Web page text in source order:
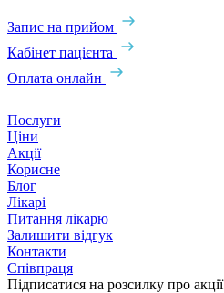
Запис на прийом
Кабінет пацієнта
Оплата онлайн
Послуги
Ціни
Акції
Корисне
Блог
Лікарі
Питання лікарю
Залишити відгук
Контакти
Співпраця
Підписатися на розсилку про акції